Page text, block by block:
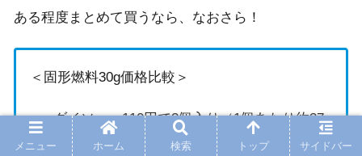
ある程度まとめて買うなら、なおさら！
＜固形燃料30g価格比較＞
ダイソー＝110円で3個入り（1個あたり約37
円）
メニュー ホーム 検索 トップ サイドバー